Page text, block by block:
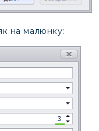
на малюнку: